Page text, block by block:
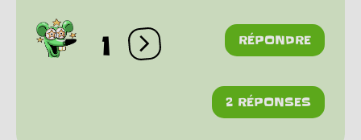
1 Ouvrir les réactions
RÉPONDRE
2 RÉPONSES